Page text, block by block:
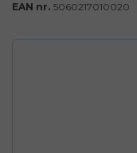
EAN nr. 5060217010020